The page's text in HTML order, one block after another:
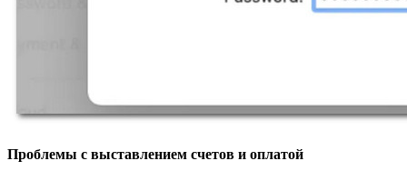
Проблемы с выставлением счетов и оплатой